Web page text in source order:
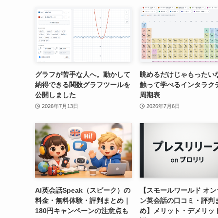
グラフが苦手な人へ。動かして
納得できる関数グラフツールを
公開しました
2026年7月13日
眺めるだけじゃもったい
触って学べるインタラク
周期表
2026年7月6日
AI英会話Speak（スピーク）の
料金・無料体験・評判まとめ｜
180円キャンペーンの注意点も
【スモールワールド オ
ン英会話の口コミ・評判
め】メリット・デメリッ